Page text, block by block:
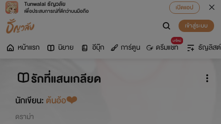
Tunwalai ธัญวลัย
เพื่อประสบการณ์ที่ดีกว่าบนมือถือ
เปิดแอป
เข้าสู่ระบบ
หน้าแรก นิยาย อีบุ๊ก การ์ตูน
มาใหม่
ดรีมแชท ธัญลิสต์
รักที่แสนเกลียด
นักเขียน: ต้นอ้อ❤️
ดราม่า